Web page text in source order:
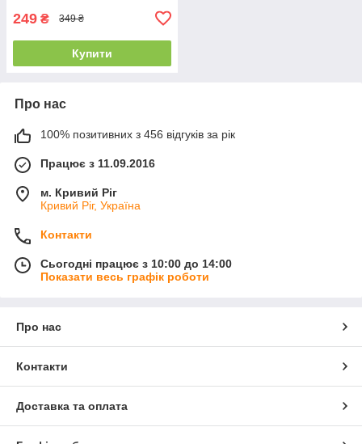
249 ₴ 349 ₴
Купити
Про нас
100% позитивних з 456 відгуків за рік
Працює з 11.09.2016
м. Кривий Ріг
Кривий Ріг, Україна
Контакти
Сьогодні працює з 10:00 до 14:00
Показати весь графік роботи
Про нас
Контакти
Доставка та оплата